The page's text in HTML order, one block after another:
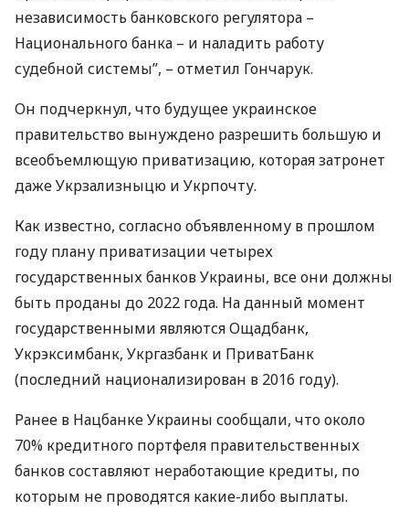
независимость банковского регулятора –
Национального банка – и наладить работу
судебной системы”, – отметил Гончарук.
Он подчеркнул, что будущее украинское
правительство вынуждено разрешить большую и
всеобъемлющую приватизацию, которая затронет
даже Укрзализныцю и Укрпочту.
Как известно, согласно объявленному в прошлом
году плану приватизации четырех
государственных банков Украины, все они должны
быть проданы до 2022 года. На данный момент
государственными являются Ощадбанк,
Укрэксимбанк, Укргазбанк и ПриватБанк
(последний национализирован в 2016 году).
Ранее в Нацбанке Украины сообщали, что около
70% кредитного портфеля правительственных
банков составляют неработающие кредиты, по
которым не проводятся какие-либо выплаты.